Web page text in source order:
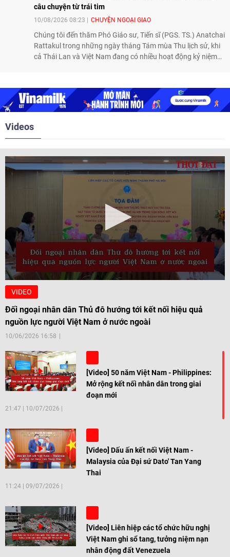
câu chuyện từ trái tim
10/08/2026 08:23 CHUYỆN NGOẠI GIAO
Chúng tôi đến thăm Phó Giáo sư, Tiến sĩ (PGS. TS.) Anatchai
Rattakul trong những ngày tháng Tám mùa Thu lịch sử, khi
cả Thái Lan và Việt Nam đang có nhiều hoạt động kỷ niệm
giao Bhichai Rattakul, được giao nhiệm vụ cải thiện quan hệ
của Thái Lan với các nước láng giềng, trong đó có Việt Nam.
Với một trái tim chân thành và thiện chí, ông Bhichai
Videos
VIDEO
Đối ngoại nhân dân Thủ đô hướng tới kết nối hiệu quả
nguồn lực người Việt Nam ở nước ngoài
10/06/2026 16:58
[Video] 50 năm Việt Nam - Philippines:
Mở rộng kết nối nhân dân trong giai
đoạn mới
21:47 10/07/2026
[Video] Dấu ấn kết nối Việt Nam -
Malaysia của Đại sứ Dato' Tan Yang
Thai
11:24 09/07/2026
[Video] Liên hiệp các tổ chức hữu nghị
Việt Nam ghi sổ tang, tưởng niệm nạn
nhân động đất Venezuela